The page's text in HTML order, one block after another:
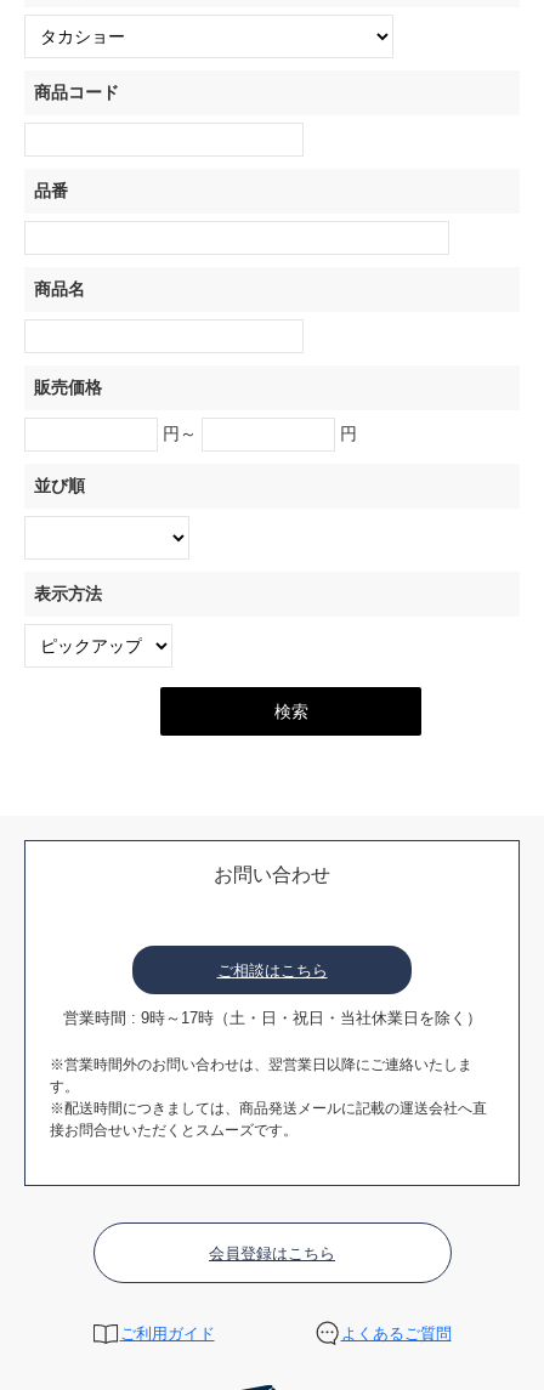
商品コード
品番
商品名
販売価格
円～ 円
並び順
表示方法
お問い合わせ
ご相談はこちら
営業時間 : 9時～17時（土・日・祝日・当社休業日を除く）
※営業時間外のお問い合わせは、翌営業日以降にご連絡いたしま
す。
※配送時間につきましては、商品発送メールに記載の運送会社へ直
接お問合せいただくとスムーズです。
会員登録はこちら
ご利用ガイド よくあるご質問